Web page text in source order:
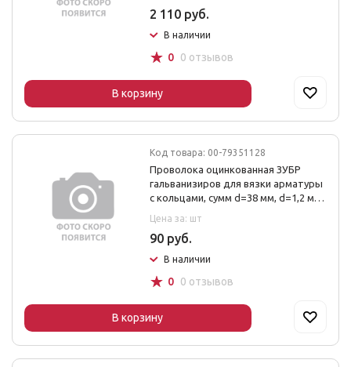
2 110 руб.
В наличии
☆ 0 0 отзывов
В корзину
Код товара: 00-79351128
Проволока оцинкованная ЗУБР
гальванизиров для вязки арматуры
с кольцами, сумм d=38 мм, d=1,2 мм,
Цена за: шт
90 руб.
В наличии
☆ 0 0 отзывов
В корзину